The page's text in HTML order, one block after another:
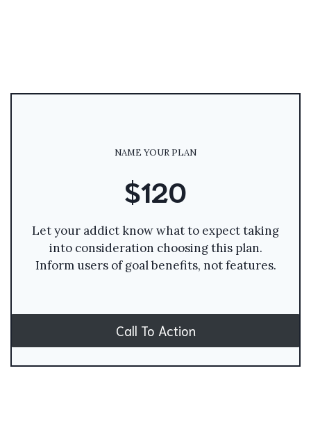
NAME YOUR PLAN
$120
Let your addict know what to expect taking
into consideration choosing this plan.
Inform users of goal benefits, not features.
Call To Action